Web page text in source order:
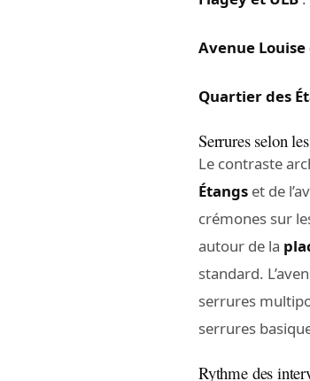
Avenue
Quartier des
Serrures selon
Le contraste
Étangs et de
crémones sur
autour de la
standard.
serrures
serrures
Rythme des